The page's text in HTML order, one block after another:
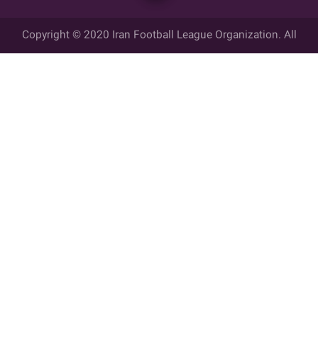
Copyright © 2020 Iran Football League Organization. All